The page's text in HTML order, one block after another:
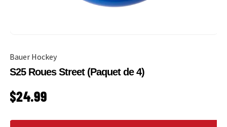
Bauer Hockey
S25 Roues Street (Paquet de 4)
PRIX HABITUEL
$24.99